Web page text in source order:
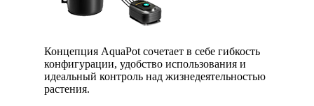
Концепция AquaPot сочетает в себе гибкость
конфигурации, удобство использования и
идеальный контроль над жизнедеятельностью
растения.